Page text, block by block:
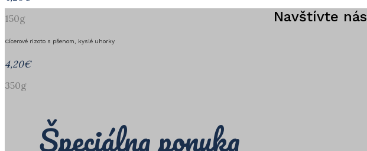
150g
Cícerové rizoto s pšenom, kyslé uhorky
4,20€
350g
Špeciálna ponuka
Navštívte nás